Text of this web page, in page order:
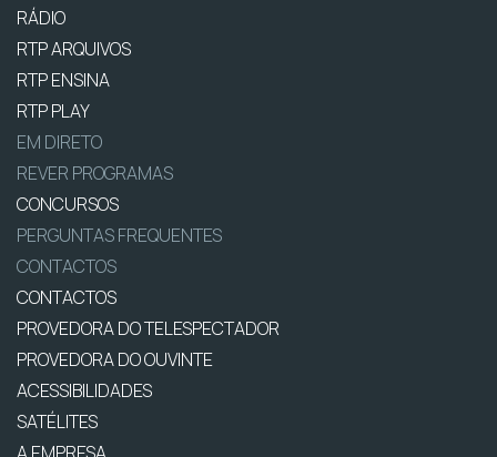
RÁDIO
RTP ARQUIVOS
RTP ENSINA
RTP PLAY
EM DIRETO
REVER PROGRAMAS
CONCURSOS
PERGUNTAS FREQUENTES
CONTACTOS
CONTACTOS
PROVEDORA DO TELESPECTADOR
PROVEDORA DO OUVINTE
ACESSIBILIDADES
SATÉLITES